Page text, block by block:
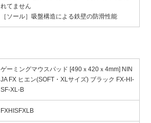
れてません
［ソール］吸盤構造による鉄壁の防滑性能
ゲーミングマウスパッド [490ｘ420ｘ4mm] NIN
JA FX ヒエン(SOFT・XLサイズ) ブラック FX-HI-
SF-XL-B
FXHISFXLB